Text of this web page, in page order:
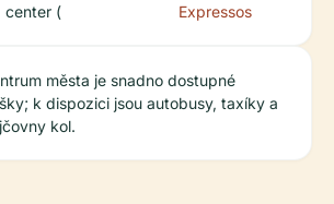
center (
Expressos
města je snadno dostupné
k dispozici jsou autobusy, taxíky a
kol.